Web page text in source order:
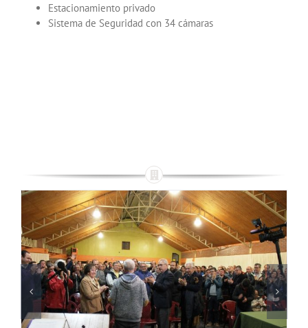
Estacionamiento privado
Sistema de Seguridad con 34 cámaras